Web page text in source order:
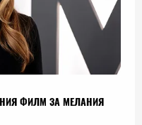
ФИЛМ ЗА МЕЛАНИЯ